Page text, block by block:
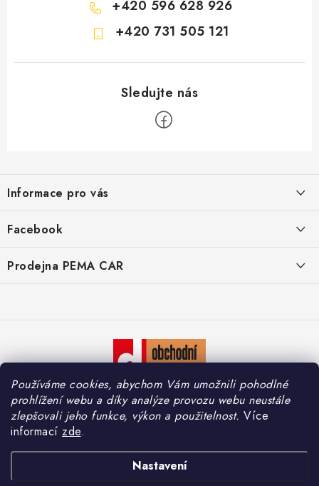
Používáme cookies, abychom Vám umožnili pohodlné
prohlížení webu a díky analýze provozu webu neustále
zlepšovali jeho funkce, výkon a použitelnost. Více
informací zde.
Nastavení
+420 596 628 926
+420 731 505 121
p
a
Informace pro vás
Značky
Zásady zpracování osobních údajů
Facebook
Prodejna PEMA CAR
Po – Pá: 7:30 – 16:00
So – Ne: Zavřeno
PEMA CAR s.r.o.. Všechna práva vyhrazena.